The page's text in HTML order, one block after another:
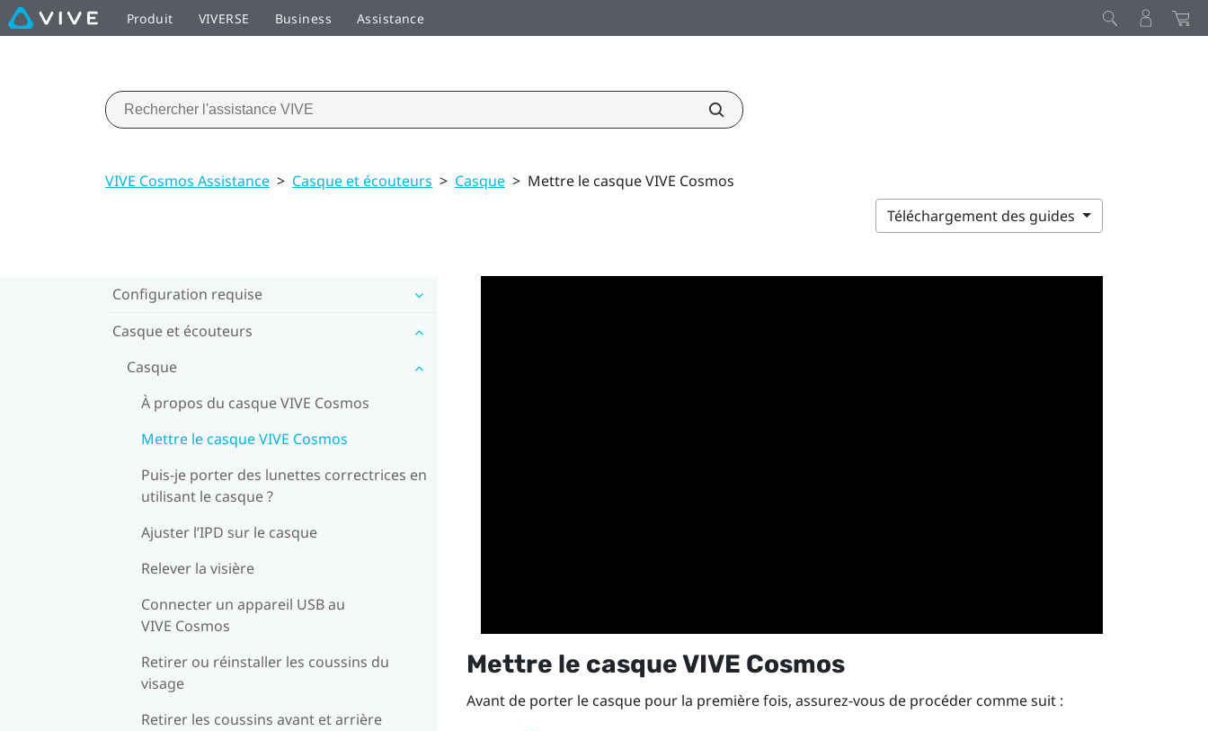
Produit VIVERSE Business Assistance
VIVE Cosmos Assistance > Casque et écouteurs > Casque > Mettre le casque VIVE Cosmos
Téléchargement des guides
Configuration requise
Casque et écouteurs
Casque
À propos du casque VIVE Cosmos
Mettre le casque VIVE Cosmos
Puis-je porter des lunettes correctrices en
utilisant le casque ?
Ajuster l’IPD sur le casque
Relever la visière
Connecter un appareil USB au
VIVE Cosmos
Retirer ou réinstaller les coussins du
visage
Retirer les coussins avant et arrière
Mettre le casqueVIVE Cosmos
Avant de porter le casque pour la première fois, assurez-vous de procéder comme suit :